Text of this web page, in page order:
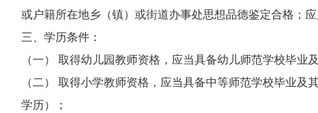
或户籍所在地乡（镇）或街道办事处思想品德鉴定合格；
三、学历条件：
（一） 取得幼儿园教师资格，应当具备幼儿师范学校毕业
（二） 取得小学教师资格，应当具备中等师范学校毕业
学历）；